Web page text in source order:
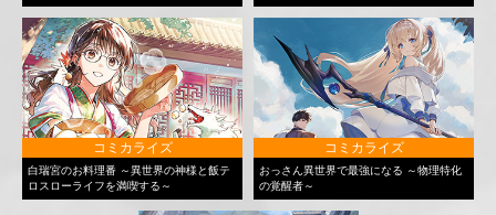
コミカライズ
白瑞宮のお料理番 ～異世界の神様と飯テ
ロスローライフを満喫する～
コミカライズ
おっさん異世界で最強になる ～物理特化
の覚醒者～